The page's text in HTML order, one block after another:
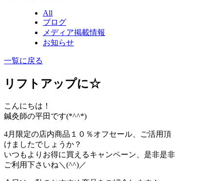
All
ブログ
メディア掲載情報
お知らせ
一覧に戻る
リフトアップに☆
こんにちは！
鍼灸師の平田です(*^^*)
4月限定の店内商品１０％オフセール、ご活用頂
けましたでしょうか？
いつもよりお得に買えるキャンペーン、是非是非
ご利用下さいね＼(^^)／